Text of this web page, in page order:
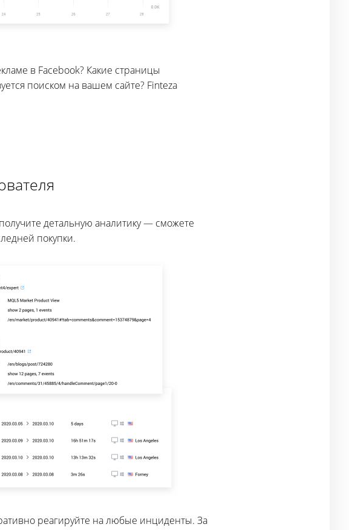
в Facebook? Какие страницы
поиском на вашем сайте? Finteza
детальную аналитику — сможете
покупки.
реагируйте на любые инциденты. За